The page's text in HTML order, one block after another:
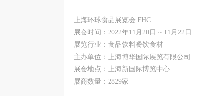
上海环球食品展览会 FHC
展会时间：2022年11月20日 ~ 11月22日
展览行业：食品饮料餐饮食材
主办单位：上海博华国际展览有限公司
展会地点：上海新国际博览中心
展商数量：2829家